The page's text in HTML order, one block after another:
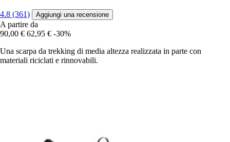
4.8 (361) Aggiungi una recensione
A partire da
90,00 € 62,95 € -30%
Una scarpa da trekking di media altezza realizzata in parte con
materiali riciclati e rinnovabili.